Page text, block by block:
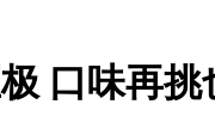
口味再挑